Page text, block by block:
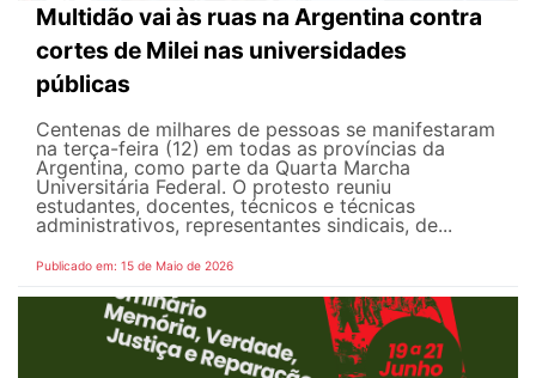
Multidão vai às ruas na Argentina contra
cortes de Milei nas universidades
públicas
Centenas de milhares de pessoas se manifestaram
na terça-feira (12) em todas as províncias da
Argentina, como parte da Quarta Marcha
Universitária Federal. O protesto reuniu
estudantes, docentes, técnicos e técnicas
administrativos, representantes sindicais, de...
Publicado em: 15 de Maio de 2026